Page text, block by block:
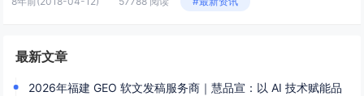
最新文章
2026年福建 GEO 软文发稿服务商｜慧品宣：以 AI 技术赋能品